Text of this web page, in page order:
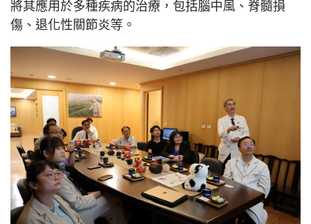
將其應用於多種疾病的治療，包括腦中風、脊髓損
傷、退化性關節炎等。